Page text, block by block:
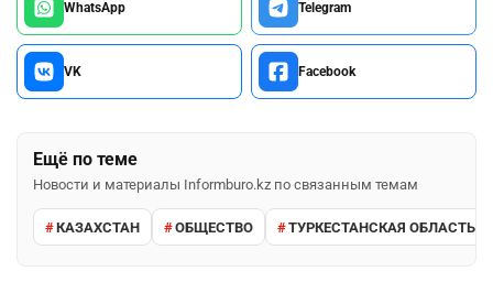
WhatsApp Telegram
VK Facebook
Ещё по теме
Новости и материалы Informburo.kz по связанным темам
КАЗАХСТАН ОБЩЕСТВО ТУРКЕСТАНСКАЯ ОБЛАСТЬ